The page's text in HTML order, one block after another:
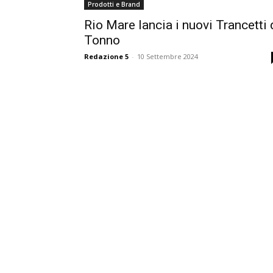
Prodotti e Brand
Rio Mare lancia i nuovi Trancetti
Tonno
Redazione 5 - 10 Settembre 2024